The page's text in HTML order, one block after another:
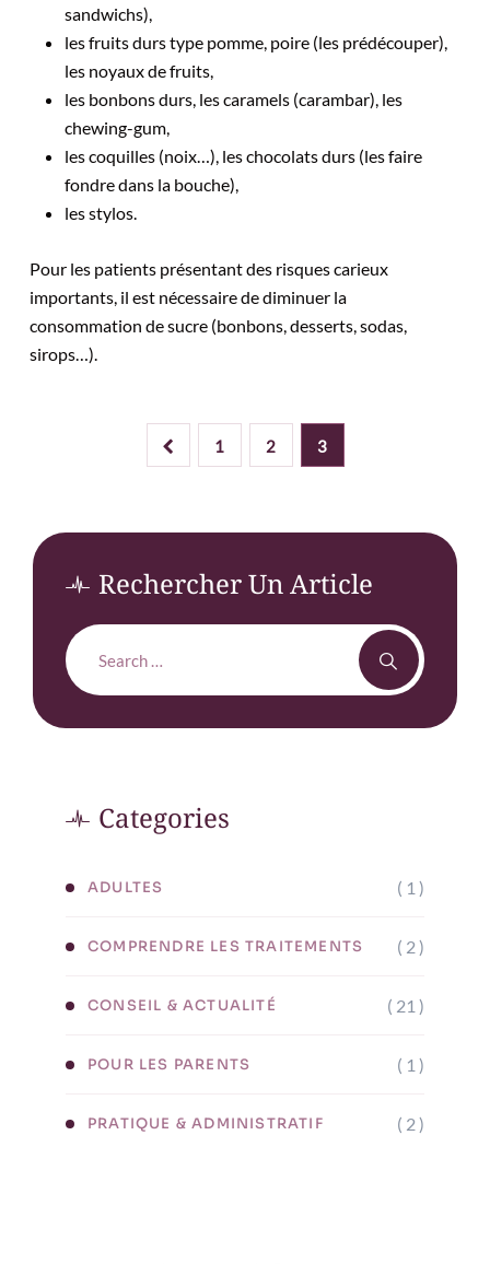
sandwichs),
les fruits durs type pomme, poire (les prédécouper),
les noyaux de fruits,
les bonbons durs, les caramels (carambar), les
chewing-gum,
les coquilles (noix…), les chocolats durs (les faire
fondre dans la bouche),
les stylos.
Pour les patients présentant des risques carieux
importants, il est nécessaire de diminuer la
consommation de sucre (bonbons, desserts, sodas,
sirops…).
1 2 3
Rechercher Un Article
Categories
ADULTES ( 1 )
COMPRENDRE LES TRAITEMENTS ( 2 )
CONSEIL & ACTUALITÉ ( 21 )
POUR LES PARENTS ( 1 )
PRATIQUE & ADMINISTRATIF ( 2 )